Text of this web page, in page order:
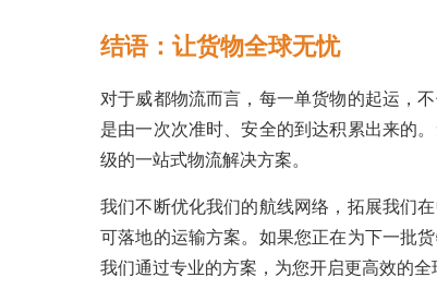
结语：让货物全球无忧
对于威都物流而言，每一单货物的起运，
是由一次次准时、安全的到达积累出来的
级的一站式物流解决方案。
我们不断优化我们的航线网络，拓展我们
可落地的运输方案。如果您正在为下一批
我们通过专业的方案，为您开启更高效的全